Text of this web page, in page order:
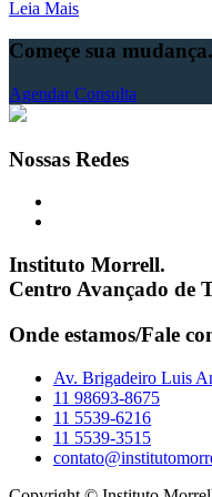
Leia Mais
Começe sua mudança.
Agendar Consulta
Nossas Redes
Instituto Morrell.
Centro Avançado de
Onde estamos/Fale
Av. Brigadeiro Luis
11 98693-8675
11 5539-6216
11 5539-3515